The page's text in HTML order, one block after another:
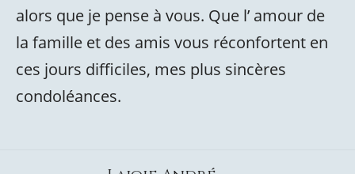
alors que je pense à vous. Que l’ amour de
la famille et des amis vous réconfortent en
ces jours difficiles, mes plus sincères
condoléances.